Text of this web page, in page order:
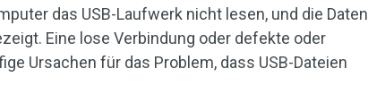
das USB-Laufwerk nicht lesen, und die Daten
Eine lose Verbindung oder defekte oder
Ursachen für das Problem, dass USB-Dateien